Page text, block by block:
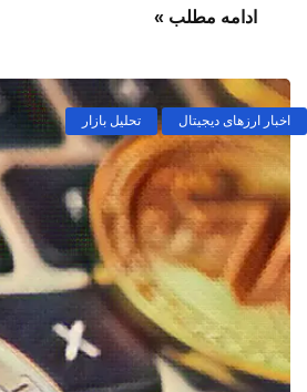
ادامه مطلب »
اخبار ارزهای دیجیتال تحلیل بازار